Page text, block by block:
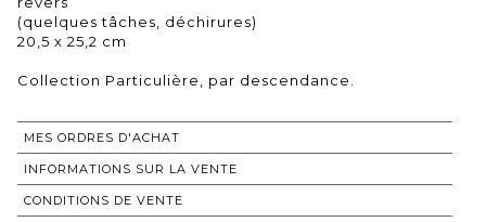
(quelques tâches, déchirures)
20,5 x 25,2 cm
Collection Particulière, par descendance.
MES ORDRES D'ACHAT
INFORMATIONS SUR LA VENTE
CONDITIONS DE VENTE